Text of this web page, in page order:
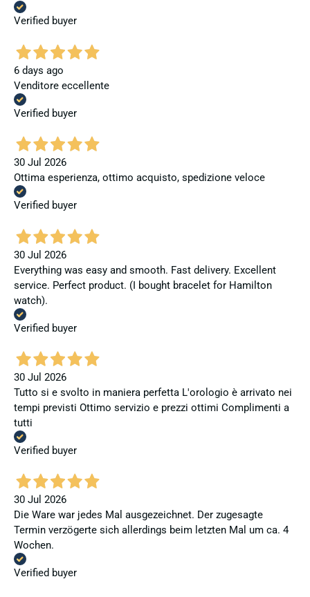
Verified buyer
6 days ago
Venditore eccellente
Verified buyer
30 Jul 2026
Ottima esperienza, ottimo acquisto, spedizione veloce
Verified buyer
30 Jul 2026
Everything was easy and smooth. Fast delivery. Excellent
service. Perfect product. (I bought bracelet for Hamilton
watch).
Verified buyer
30 Jul 2026
Tutto si e svolto in maniera perfetta L'orologio è arrivato nei
tempi previsti Ottimo servizio e prezzi ottimi Complimenti a
tutti
Verified buyer
30 Jul 2026
Die Ware war jedes Mal ausgezeichnet. Der zugesagte
Termin verzögerte sich allerdings beim letzten Mal um ca. 4
Wochen.
Verified buyer